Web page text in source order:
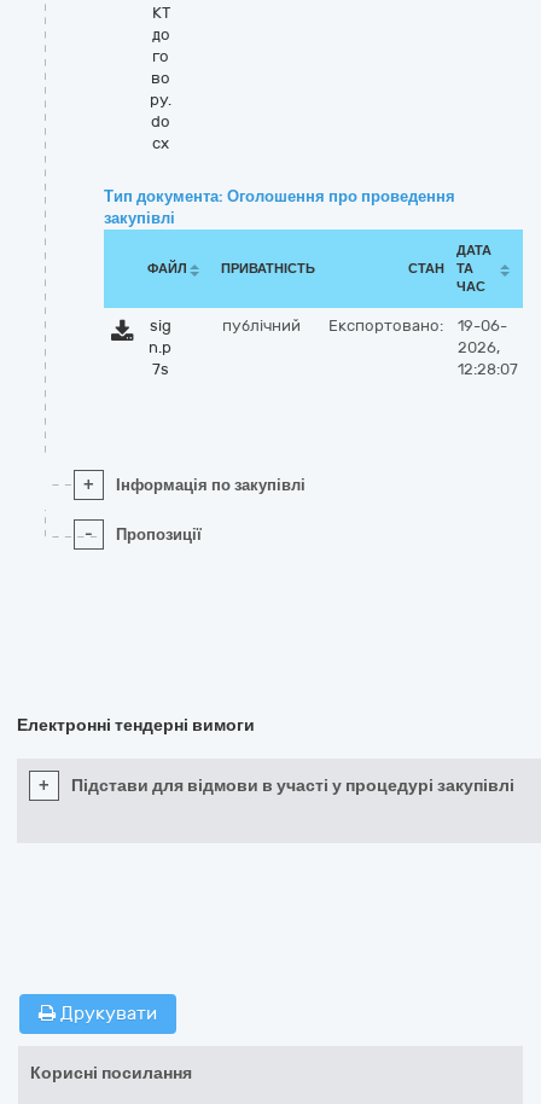
КТ
до
го
во
ру.
do
cx
Тип документа: Оголошення про проведення
закупівлі
ФАЙЛ ПРИВАТНІСТЬ СТАН
ДАТА
ТА
ЧАС
sig
n.p
7s
публічний Експортовано:
19-06-
2026,
12:28:07
+ Інформація по закупівлі
- Пропозиції
Електронні тендерні вимоги
+ Підстави для відмови в участі у процедурі закупівлі
Друкувати
Корисні посилання